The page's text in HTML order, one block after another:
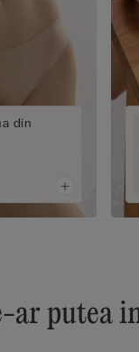
din
ar putea